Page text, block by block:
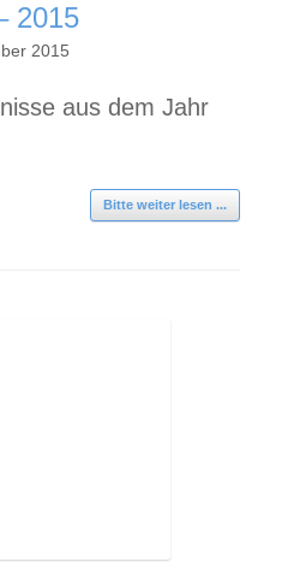
2015
2015
aus dem Jahr
Bitte weiter lesen ...